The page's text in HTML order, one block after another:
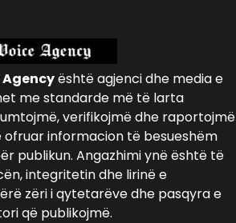
Agencyështë agjenci dhe media e
me standarde më të larta
verifikojmë dhe raportojmë
ofruar informacion të besueshëm
publikun. Angazhimi ynë është të
integritetin dhe lirinë e
zëri i qytetarëve dhe pasqyra e
që publikojmë.